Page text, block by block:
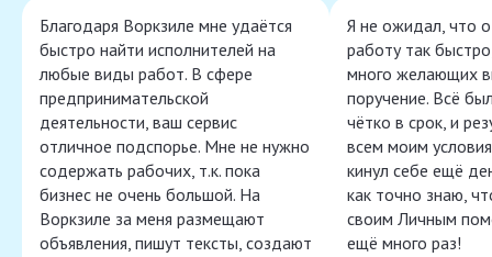
Благодаря Воркзиле мне удаётся
быстро найти исполнителей на
любые виды работ. В сфере
предпринимательской
деятельности, ваш сервис
отличное подспорье. Мне не нужно
содержать рабочих, т.к. пока
бизнес не очень большой. На
Воркзиле за меня размещают
объявления, пишут тексты, создают
Я не ожидал, что
работу так
много желающих
поручение. Всё
чётко в срок, и
всем моим
кинул себе ещё
как точно знаю,
своим Личным
ещё много раз!